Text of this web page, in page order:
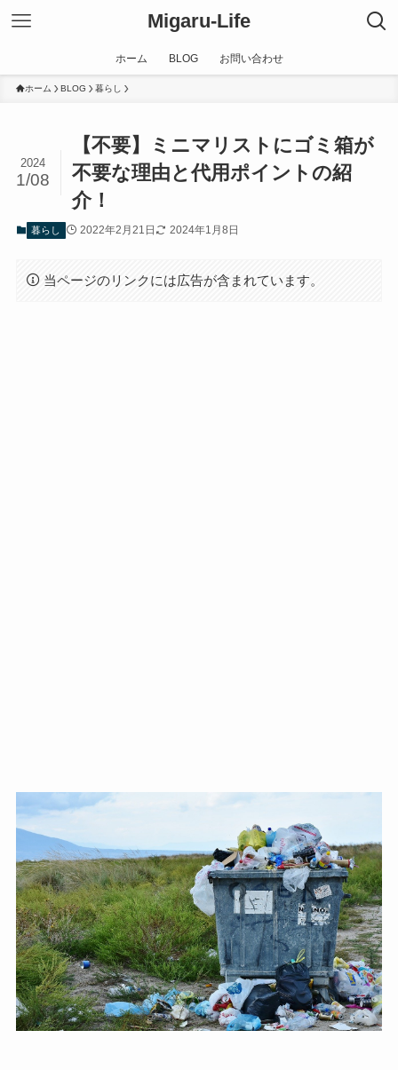
Migaru-Life
ホーム BLOG お問い合わせ
ホーム BLOG 暮らし
【不要】ミニマリストにゴミ箱が
不要な理由と代用ポイントの紹
介！
2024
1/08
暮らし 2022年2月21日 2024年1月8日
当ページのリンクには広告が含まれています。